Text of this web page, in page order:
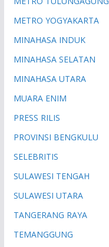
METRO YOGYAKARTA
MINAHASA INDUK
MINAHASA SELATAN
MINAHASA UTARA
MUARA ENIM
PRESS RILIS
PROVINSI BENGKULU
SELEBRITIS
SULAWESI TENGAH
SULAWESI UTARA
TANGERANG RAYA
TEMANGGUNG